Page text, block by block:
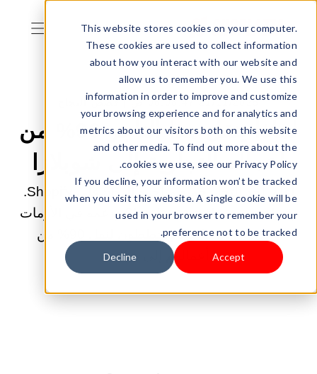
This website stores cookies on your computer.
These cookies are used to collect information
about how you interact with our website and
allow us to remember you. We use this
information in order to improve and customize
your browsing experience and for analytics and
metrics about our visitors both on this website
and other media. To find out more about the
cookies we use, see our Privacy Policy.
If you decline, your information won’t be tracked
when you visit this website. A single cookie will be
used in your browser to remember your
preference not to be tracked.
Accept
Decline
21/11/2025 06:08:47 ص | قصص النجاح
لماذا ينقل هذا التاجر 90% من
أعماله التجارية إلى شوبلازا
أغلق أحد التجار جميع متاجره الـ 56 على Shopify.
وقد أُعجب بشفافية Shoplazza ودعمه في الأزمات
وخدمته الاستباقية، ويخططون لنقل 90% من
أعمالهم إلى هناك.